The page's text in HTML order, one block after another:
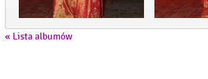
« Lista albumów